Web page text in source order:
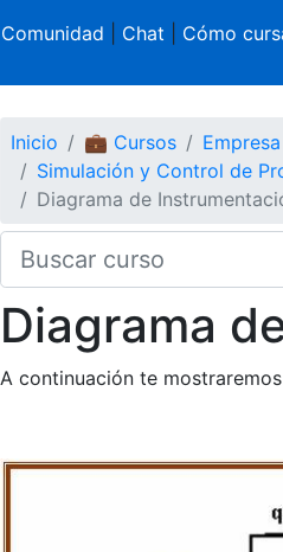
Comunidad Chat Cómo
Inicio 💼 Cursos Empresa
Simulación y Control de
Diagrama de
Diagrama
A continuación te